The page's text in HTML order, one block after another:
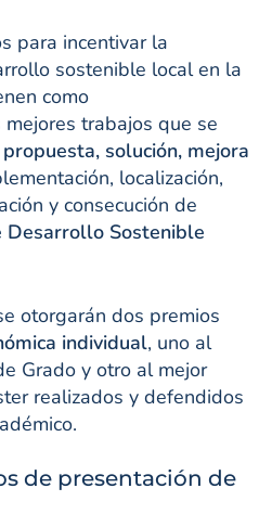
para incentivar la
sostenible local en la
como
mejores trabajos que se
propuesta, solución, mejora
localización,
y consecución de
Desarrollo Sostenible
otorgarán dos premios
individual, uno al
Grado y otro al mejor
realizados y defendidos
de presentación de